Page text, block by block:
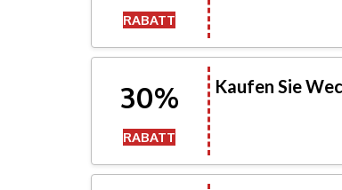
RABATT
30%
RABATT
Kaufen Sie